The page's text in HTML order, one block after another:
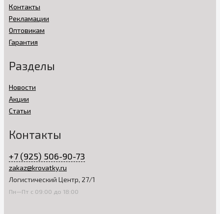
Контакты
Рекламации
Оптовикам
Гарантия
Разделы
Новости
Акции
Статьи
Контакты
+7 (925) 506-90-73
zakaz@krovatky.ru
Логистический Центр, 27/1
Пн—Пт с 09:00 до 18:00